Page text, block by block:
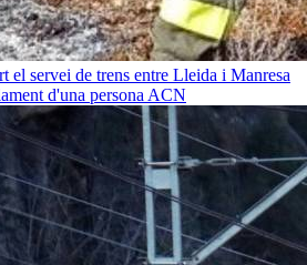
el servei de trens entre Lleida i Manresa
d'una persona ACN